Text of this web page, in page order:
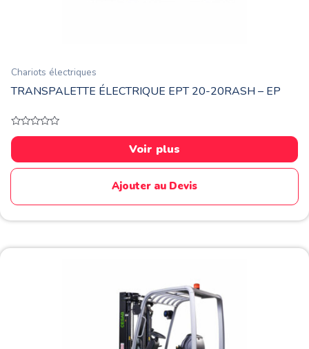
Chariots électriques
TRANSPALETTE ÉLECTRIQUE EPT 20-20RASH – EP
Note
0
5
Voir plus
Ajouter au Devis